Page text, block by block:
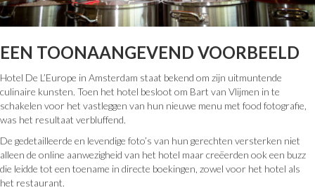
EEN TOONAANGEVEND VOORBEELD
Hotel De L’Europe in Amsterdam staat bekend om zijn uitmuntende
culinaire kunsten. Toen het hotel besloot om Bart van Vlijmen in te
schakelen voor het vastleggen van hun nieuwe menu met food fotografie,
was het resultaat verbluffend.
De gedetailleerde en levendige foto’s van hun gerechten versterken niet
alleen de online aanwezigheid van het hotel maar creëerden ook een buzz
die leidde tot een toename in directe boekingen, zowel voor het hotel als
het restaurant.